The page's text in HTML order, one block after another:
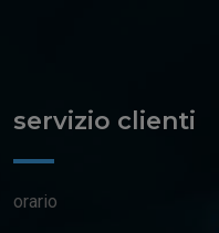
servizio clienti
orario